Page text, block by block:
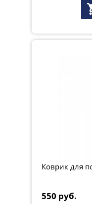
Коврик для
550 руб.